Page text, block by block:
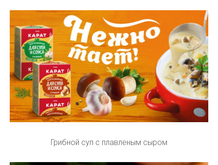
Грибной суп с плавленым сыром